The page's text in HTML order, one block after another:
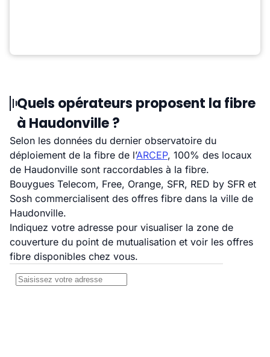
Quels opérateurs proposent la fibre
à Haudonville ?
Selon les données du dernier observatoire du
déploiement de la fibre de l’ARCEP, 100% des locaux
de Haudonville sont raccordables à la fibre.
Bouygues Telecom, Free, Orange, SFR, RED by SFR et
Sosh commercialisent des offres fibre dans la ville de
Haudonville.
Indiquez votre adresse pour visualiser la zone de
couverture du point de mutualisation et voir les offres
fibre disponibles chez vous.